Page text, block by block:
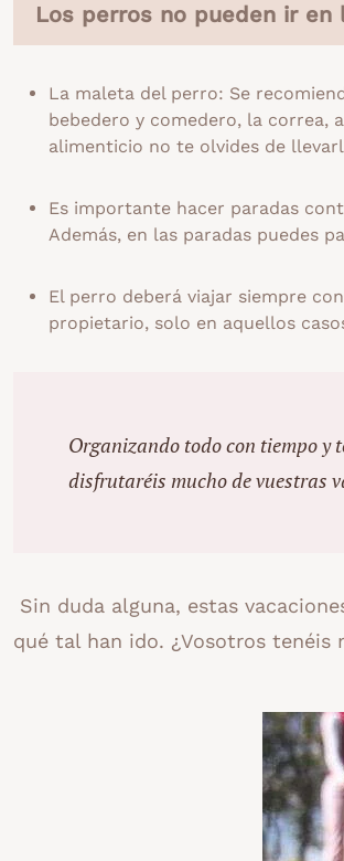
Los perros no pueden ir
La maleta del perro: Se
bebedero y comedero, la correa,
alimenticio no te olvides de
Es importante hacer paradas
Además, en las paradas puedes
El perro deberá viajar siempre
propietario, solo en aquellos
Organizando todo con tiempo y
disfrutaréis mucho de vuestras
Sin duda alguna, estas
qué tal han ido. ¿Vosotros